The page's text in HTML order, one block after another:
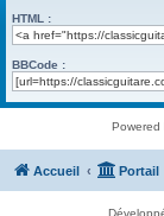
HTML :
BBCode :
Powered
Accueil Portail